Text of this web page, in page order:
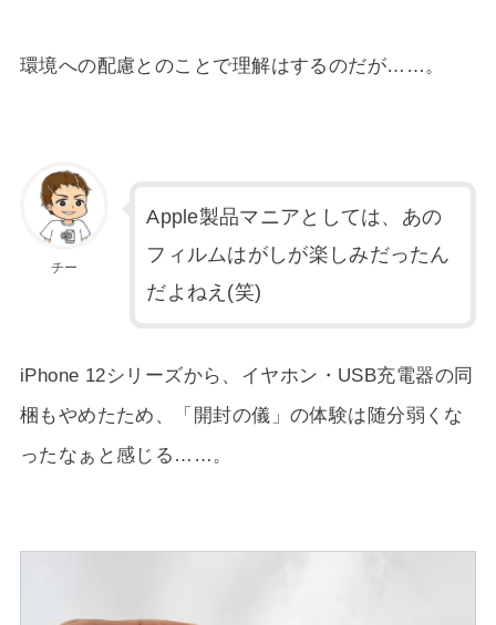
環境への配慮とのことで理解はするのだが……。
チー
Apple製品マニアとしては、あの
フィルムはがしが楽しみだったん
だよねえ(笑)
iPhone 12シリーズから、イヤホン・USB充電器の同
梱もやめたため、「開封の儀」の体験は随分弱くな
ったなぁと感じる……。